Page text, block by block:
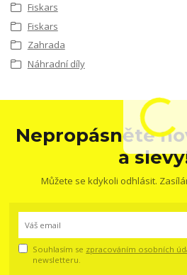
Fiskars
Fiskars
Zahrada
Náhradní díly
Nepropásněte
a
Můžete se kdykoli odhlásit.
Souhlasím se zpracováním osobních
newsletteru.